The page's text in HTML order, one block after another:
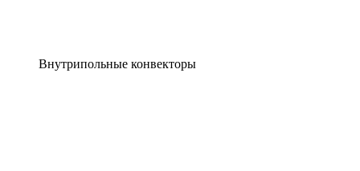
Внутрипольные конвекторы